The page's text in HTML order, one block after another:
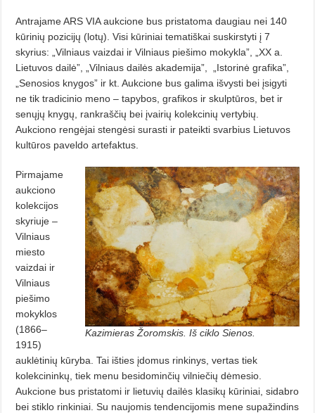
Antrajame ARS VIA aukcione bus pristatoma daugiau nei 140
kūrinių pozicijų (lotų). Visi kūriniai tematiškai suskirstyti į 7
skyrius: „Vilniaus vaizdai ir Vilniaus piešimo mokykla”, „XX a.
Lietuvos dailė”, „Vilniaus dailės akademija”,
„Istorinė grafika”,
„Senosios knygos” ir kt. Aukcione bus galima išvysti bei įsigyti
ne tik tradicinio meno – tapybos, grafikos ir skulptūros, bet ir
senųjų knygų, rankraščių bei įvairių kolekcinių vertybių.
Aukciono rengėjai stengėsi surasti ir pateikti svarbius Lietuvos
kultūros paveldo artefaktus.
Kazimieras Žoromskis. Iš ciklo Sienos.
Pirmajame
aukciono
kolekcijos
skyriuje –
Vilniaus
miesto
vaizdai ir
Vilniaus
piešimo
mokyklos
(1866–
1915)
auklėtinių kūryba. Tai išties įdomus rinkinys, vertas tiek
kolekcininkų, tiek menu besidominčių vilniečių dėmesio.
Aukcione bus pristatomi ir lietuvių dailės klasikų kūriniai, sidabro
bei stiklo rinkiniai. Su naujomis tendencijomis mene supažindins